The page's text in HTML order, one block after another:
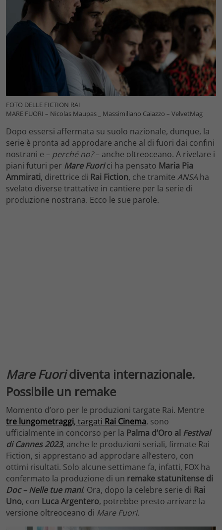
FOTO DELLE FICTION RAI
MARE FUORI – Nicolas Maupas _ Massimiliano Caiazzo – VelvetMag
Dopo essersi affermata su suolo nazionale, dunque, la
serie è pronta ad approdare anche al di fuori dai confini
nostrani e – perché no?– anche oltreoceano. A rivelare i
piani futuri per Mare Fuorici ha pensato Maria Pia
Ammirati, direttrice di Rai Fiction, che tramite ANSA ha
svelato diverse trattative in cantiere per la serie di
produzione nostrana. Ecco le sue parole.
Mare Fuoridiventa internazionale.
Possibile un remake
Momento d’oro per le produzioni targate Rai. Mentre
tre lungometraggi, targati Rai Cinema, sono
ufficialmente in concorso per la Palma d’Oro al Festival
di Cannes 2023, anche le produzioni seriali, firmate Rai
Fiction, si apprestano ad approdare all’estero, con
ottimi risultati. Solo alcune settimane fa, infatti, FOX ha
confermato la produzione di un remake statunitense di
Doc – Nelle tue mani. Ora, dopo la celebre serie di Rai
Uno, con Luca Argentero, potrebbe presto arrivare la
versione oltreoceano di Mare Fuori.